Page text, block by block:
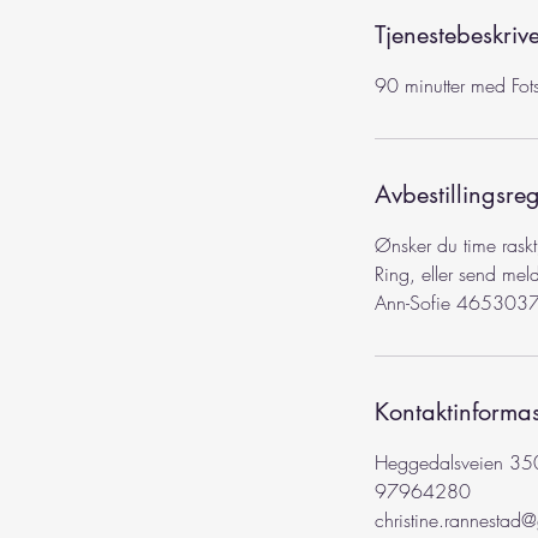
90 minutter med
Ønsker du time
Ring, eller send
Heggedalsveien
97964280